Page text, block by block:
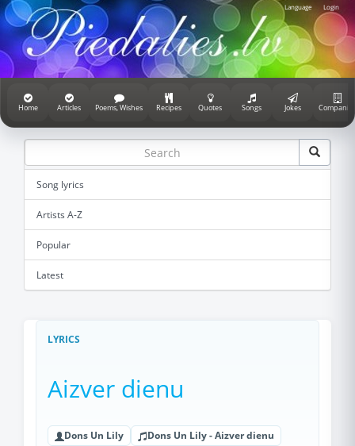
Language Login
Home Articles Poems, Wishes Recipes Quotes Songs Jokes Companies
Song lyrics
Artists A-Z
Popular
Latest
LYRICS
Aizver dienu
Dons Un Lily Dons Un Lily - Aizver dienu